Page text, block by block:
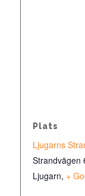
Plats
Ljugarns
Strandvägen
Ljugarn, +